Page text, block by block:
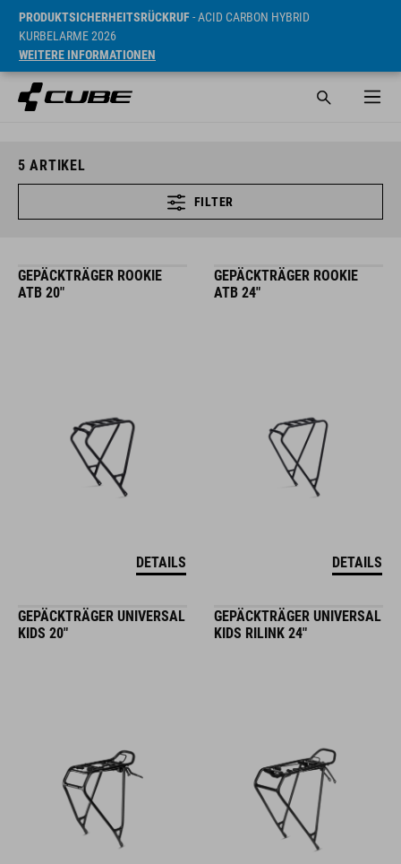
PRODUKTSICHERHEITSRÜCKRUF- ACID CARBON HYBRID
KURBELARME 2026
WEITERE INFORMATIONEN
5 ARTIKEL
FILTER
GEPÄCKTRÄGER ROOKIE
ATB 20"
DETAILS
GEPÄCKTRÄGER ROOKIE
ATB 24"
DETAILS
GEPÄCKTRÄGER UNIVERSAL
KIDS 20"
GEPÄCKTRÄGER UNIVERSAL
KIDS RILINK 24"